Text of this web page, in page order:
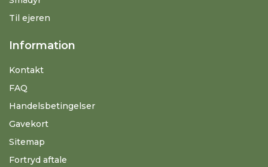
Til ejeren
Information
Kontakt
FAQ
Handelsbetingelser
Gavekort
Sitemap
Fortryd aftale